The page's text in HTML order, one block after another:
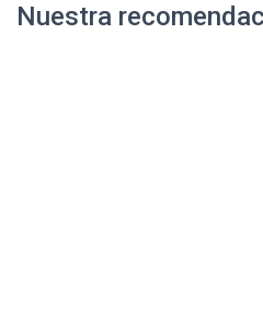
Nuestra